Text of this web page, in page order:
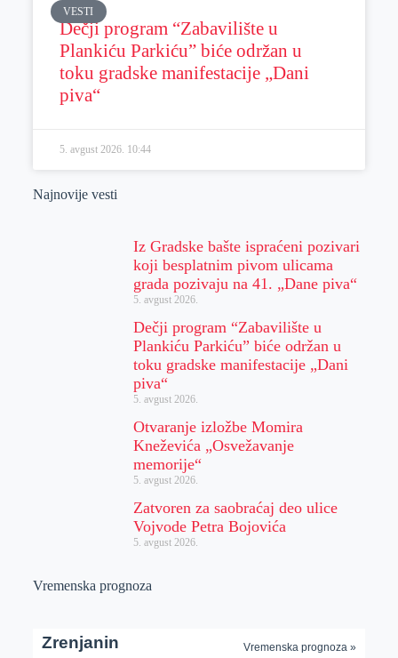
VESTI
Dečji program “Zabavilište u
Plankiću Parkiću” biće održan u
toku gradske manifestacije „Dani
piva“
5. avgust 2026. 10:44
Najnovije vesti
Iz Gradske bašte ispraćeni pozivari
koji besplatnim pivom ulicama
grada pozivaju na 41. „Dane piva“
5. avgust 2026.
Dečji program “Zabavilište u
Plankiću Parkiću” biće održan u
toku gradske manifestacije „Dani
piva“
5. avgust 2026.
Otvaranje izložbe Momira
Kneževića „Osvežavanje
memorije“
5. avgust 2026.
Zatvoren za saobraćaj deo ulice
Vojvode Petra Bojovića
5. avgust 2026.
Vremenska prognoza